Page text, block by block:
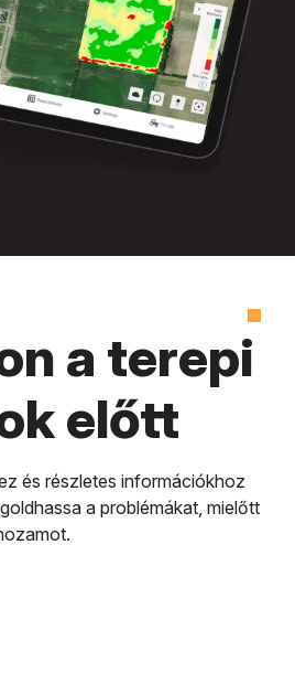
a terepi
előtt
és részletes információkhoz
a problémákat, mielőtt